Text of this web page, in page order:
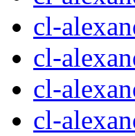
cl-
cl-
cl-
cl-